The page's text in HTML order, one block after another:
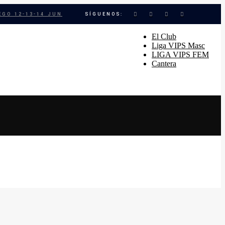
12-13-14 JUN SÍGUENOS:
El Club
Liga VIPS Masc
LIGA VIPS FEM
Cantera